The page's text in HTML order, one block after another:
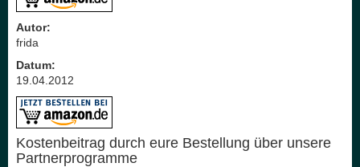
Autor:
frida
Datum:
19.04.2012
Kostenbeitrag durch eure Bestellung über unsere
Partnerprogramme